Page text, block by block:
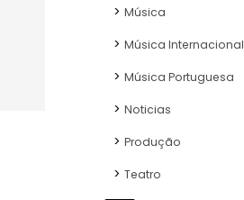
Música
Música Internacional
Música Portuguesa
Noticias
Produção
Teatro